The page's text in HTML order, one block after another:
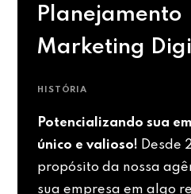
Planejamento
Marketing
HISTÓRIA
Potencializando sua
único e valioso! Desde
propósito da nossa
sua empresa em algo